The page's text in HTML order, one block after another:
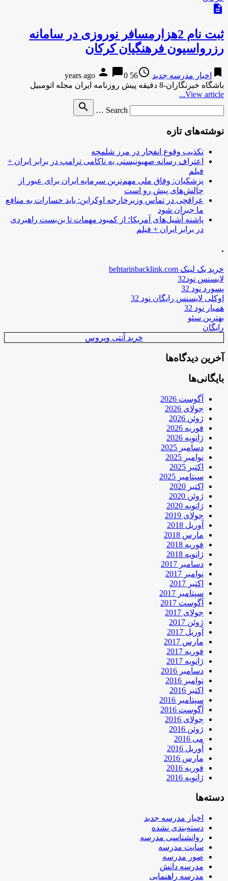
description
ثبت نام 2هزارمسافر نوروزی در سامانه
رزرواسیون فرهنگیان کرکان
bookmark اخبار مدرسه جدید access_time
56 years ago
person chat_bubble0
باشگاه خبرنگاران-8 دقیقه پیش روزنامه ایران مجله اتومبیل
View article...
Search …
search
نوشته‌های تازه
تکذیب وقوع انفجار در مرز شلمچه
اعتراف رسانه صهیونیستی به ناکامی ترامپ در برابر ایران +
فیلم
پزشکیان: وفاق ملی مهم‌ترین سرمایه ایران برای عبور از
چالش‌های پیش رو است
عراقچی در تماس وزیرخارجه اوکراین: باید خسارات به منافع
ما جبران شود
پاشنه آشیل‌های آمریکا؛ از کمبود مهمات تا بن‌بست راهبردی
در برابر ایران + فیلم
.
خرید بک لینک behtarinbacklink.com
لایسنس نود32
پسورد نود 32
اوکلی لایسنس رایگان نود 32
همیار نود 32
بهترین سئو
رایگان
خرید آنتی ویروس
آخرین دیدگاه‌ها
بایگانی‌ها
آگوست 2026
جولای 2026
ژوئن 2026
فوریه 2026
ژانویه 2026
دسامبر 2025
نوامبر 2025
اکتبر 2025
سپتامبر 2025
اکتبر 2020
ژوئن 2020
ژانویه 2020
جولای 2019
آوریل 2018
مارس 2018
فوریه 2018
ژانویه 2018
دسامبر 2017
نوامبر 2017
اکتبر 2017
سپتامبر 2017
آگوست 2017
جولای 2017
ژوئن 2017
آوریل 2017
مارس 2017
فوریه 2017
ژانویه 2017
دسامبر 2016
نوامبر 2016
اکتبر 2016
سپتامبر 2016
آگوست 2016
جولای 2016
ژوئن 2016
می 2016
آوریل 2016
مارس 2016
فوریه 2016
ژانویه 2016
دسته‌ها
اخبار مدرسه جدید
دسته‌بندی نشده
روانشناسی مدرسه
سایت مدرسه
صور مدرسه
مدرسه دانش
مدرسه راهنمایی